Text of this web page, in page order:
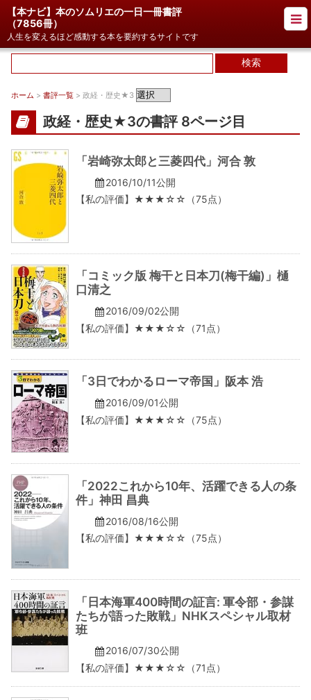
【本ナビ】本のソムリエの一日一冊書評
（7856冊）
人生を変えるほど感動する本を要約するサイトです
ホーム > 書評一覧 > 政経・歴史★3
政経・歴史★3の書評 8ページ目
「岩崎弥太郎と三菱四代」河合 敦
2016/10/11公開
【私の評価】★★★☆☆（75点）
「コミック版 梅干と日本刀(梅干編)」樋
口清之
2016/09/02公開
【私の評価】★★★☆☆（71点）
「3日でわかるローマ帝国」阪本 浩
2016/09/01公開
【私の評価】★★★☆☆（75点）
「2022これから10年、活躍できる人の条
件」神田 昌典
2016/08/16公開
【私の評価】★★★☆☆（75点）
「日本海軍400時間の証言: 軍令部・参謀
たちが語った敗戦」NHKスペシャル取材
班
2016/07/30公開
【私の評価】★★★☆☆（71点）